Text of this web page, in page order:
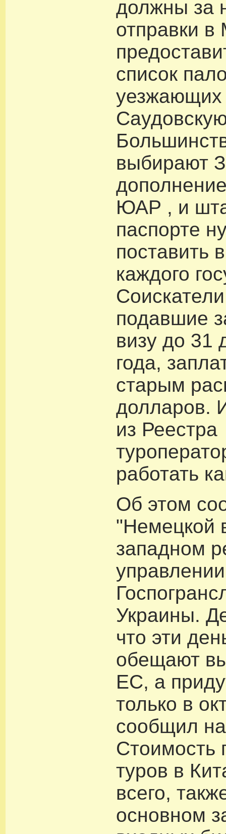
должны за
отправки в
список
уезжающих
выбирают
ЮАР , и
паспорте
поставить
каждого
подавшие
визу до 31
года,
старым
долларов.
из Реестра
работать
Об этом
"Немецкой
западном
управлении
Украины.
что эти
обещают
ЕС, а
только в
сообщил
Стоимость
туров в
всего,
основном